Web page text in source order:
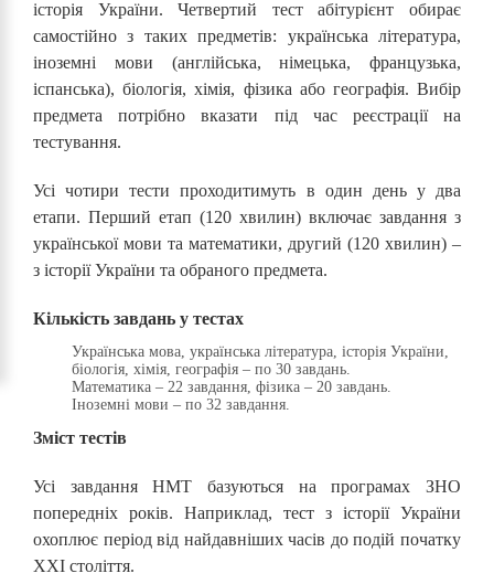
історія України. Четвертий тест абітурієнт обирає
самостійно з таких предметів: українська література,
іноземні мови (англійська, німецька, французька,
іспанська), біологія, хімія, фізика або географія. Вибір
предмета потрібно вказати під час реєстрації на
тестування.
Усі чотири тести проходитимуть в один день у два
етапи. Перший етап (120 хвилин) включає завдання з
української мови та математики, другий (120 хвилин) –
з історії України та обраного предмета.
Кількість завдань у тестах
Українська мова, українська література, історія України,
біологія, хімія, географія – по 30 завдань.
Математика – 22 завдання, фізика – 20 завдань.
Іноземні мови – по 32 завдання.
Зміст тестів
Усі завдання НМТ базуються на програмах ЗНО
попередніх років. Наприклад, тест з історії України
охоплює період від найдавніших часів до подій початку
ХХІ століття.